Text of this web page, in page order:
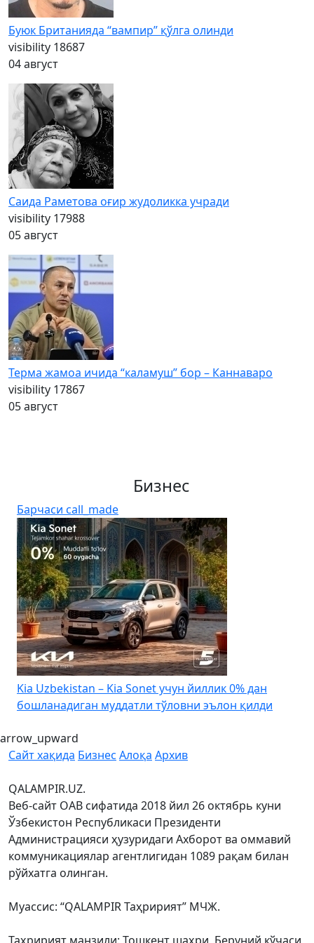
Буюк Британияда “вампир” қўлга олинди
visibility 18687
04 август
Саида Раметова оғир жудоликка учради
visibility 17988
05 август
Терма жамоа ичида “каламуш” бор – Каннаваро
visibility 17867
05 август
Бизнес
Барчаси call_made
Kia Uzbekistan – Kia Sonet учун йиллик 0% дан
бошланадиган муддатли тўловни эълон қилди
arrow_upward
Сайт хақида Бизнес Алоқа Архив
QALAMPIR.UZ.
Веб-сайт ОАВ сифатида 2018 йил 26 октябрь куни
Ўзбекистон Республикаси Президенти
Администрацияси ҳузуридаги Ахборот ва оммавий
коммуникациялар агентлигидан 1089 рақам билан
рўйхатга олинган.
Муассис: “QALAMPIR Таҳририят” МЧЖ.